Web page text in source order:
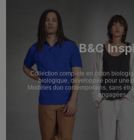
B&C
Collection complète en coton
biologique, développée pour une
Modèles duo contemporains, sans
engagées.